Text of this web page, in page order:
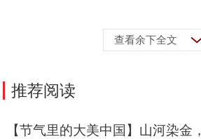
查看余下全文
推荐阅读
【节气里的大美中国】山河染金，